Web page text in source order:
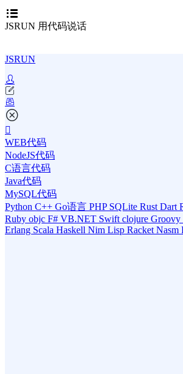
JSRUN 用代码说话
JSRUN
WEB代码
NodeJS代码
C语言代码
Java代码
MySQL代码
Python C++ Go语言 PHP SQLite Rust Dart
Ruby objc F# VB.NET Swift clojure Groovy
Erlang Scala Haskell Nim Lisp Racket Nasm